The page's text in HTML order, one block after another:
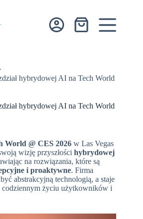
Koszyk
hybrydowej AI na Tech World
hybrydowej AI na Tech World
World @ CES 2026 w Las Vegas
wizję przyszłości hybrydowej
na rozwiązania, które są
i proaktywne. Firma
abstrakcyjną technologią, a staje
codziennym życiu użytkowników i